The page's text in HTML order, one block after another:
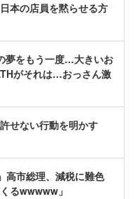
本の店員を黙らせる方
夢をもう一度…大きいお
がそれは…おっさん激
せない行動を明かす
高市総理、減税に難色
るwwwww」